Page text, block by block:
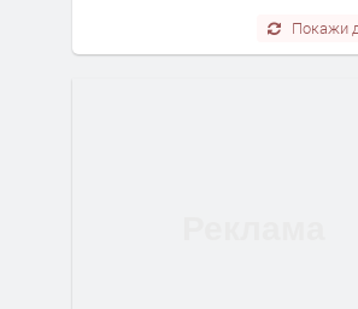
Покажи